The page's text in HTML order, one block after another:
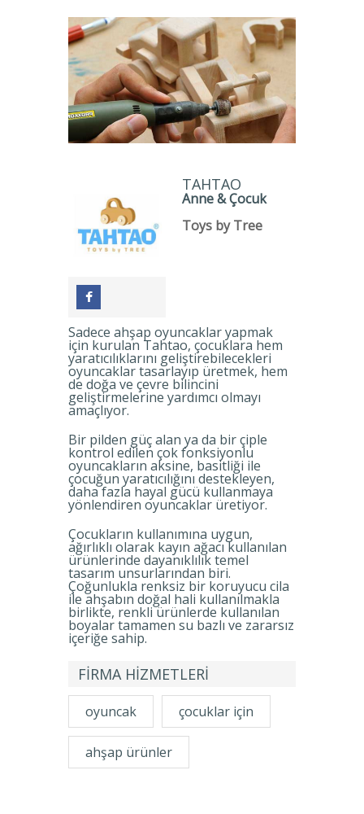
TAHTAO
Anne & Çocuk
Toys by Tree
Sadece ahşap oyuncaklar yapmak
için kurulan Tahtao, çocuklara hem
yaratıcılıklarını geliştirebilecekleri
oyuncaklar tasarlayıp üretmek, hem
de doğa ve çevre bilincini
geliştirmelerine yardımcı olmayı
amaçlıyor.
Bir pilden güç alan ya da bir çiple
kontrol edilen çok fonksiyonlu
oyuncakların aksine, basitliği ile
çocuğun yaratıcılığını destekleyen,
daha fazla hayal gücü kullanmaya
yönlendiren oyuncaklar üretiyor.
Çocukların kullanımına uygun,
ağırlıklı olarak kayın ağacı kullanılan
ürünlerinde dayanıklılık temel
tasarım unsurlarından biri.
Çoğunlukla renksiz bir koruyucu cila
ile ahşabın doğal hali kullanılmakla
birlikte, renkli ürünlerde kullanılan
boyalar tamamen su bazlı ve zararsız
içeriğe sahip.
FİRMA HİZMETLERİ
oyuncak çocuklar için
ahşap ürünler